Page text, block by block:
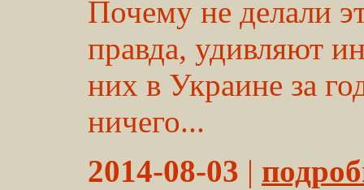
Почему не делали
правда, удивляют
них в Украине за
ничего...
2014-08-03 |